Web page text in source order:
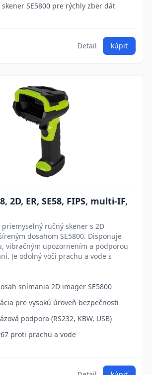
skener SE5800 pre rýchly zber dát
Detail kúpiť
2D, ER, SE58, FIPS, multi-IF,
priemyselný ručný skener s 2D
dosahom SE5800. Disponuje
vibračným upozornením a podporou
Je odolný voči prachu a vode s
snímania 2D imager SE5800
pre vysokú úroveň bezpečnosti
podpora (RS232, KBW, USB)
proti prachu a vode